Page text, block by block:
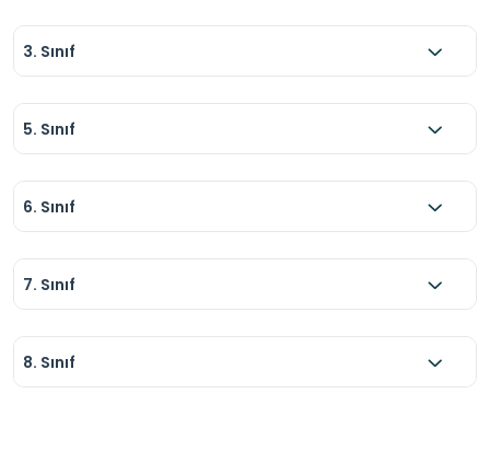
3. Sınıf
5. Sınıf
6. Sınıf
7. Sınıf
8. Sınıf